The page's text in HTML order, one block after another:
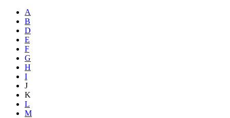
A
B
D
E
F
G
H
I
J
K
L
M